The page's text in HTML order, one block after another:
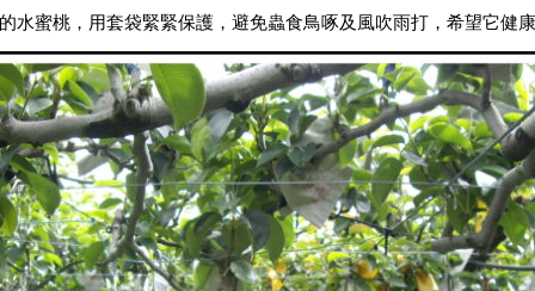
水蜜桃，用套袋緊緊保護，避免蟲食鳥啄及風吹雨打，希望它健